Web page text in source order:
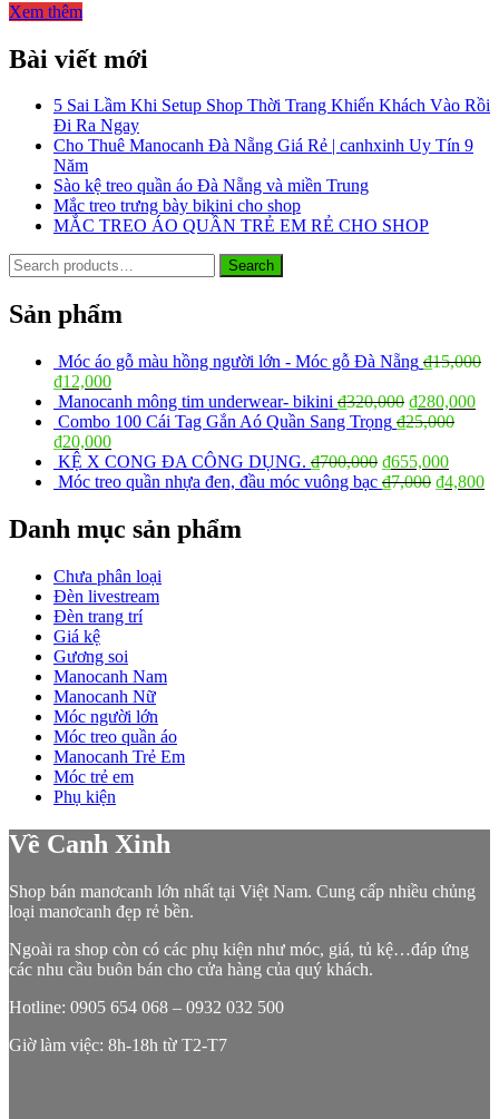
GẮN
QUẦN
ÁO
Xem thêm
Bài viết mới
5 Sai Lầm Khi Setup Shop Thời Trang Khiến Khách Vào Rồi
Đi Ra Ngay
Cho Thuê Manocanh Đà Nẵng Giá Rẻ | canhxinh Uy Tín 9
Năm
Sào kệ treo quần áo Đà Nẵng và miền Trung
Mắc treo trưng bày bikini cho shop
MẮC TREO ÁO QUẦN TRẺ EM RẺ CHO SHOP
Search
for:
Search
Sản phẩm
Móc áo gỗ màu hồng người lớn - Móc gỗ Đà Nẵng ₫15,000
₫12,000
Manocanh mông tim underwear- bikini ₫320,000 ₫280,000
Combo 100 Cái Tag Gắn Aó Quần Sang Trọng ₫25,000
₫20,000
KỆ X CONG ĐA CÔNG DỤNG. ₫700,000 ₫655,000
Móc treo quần nhựa đen, đầu móc vuông bạc ₫7,000 ₫4,800
Danh mục sản phẩm
Chưa phân loại
Đèn livestream
Đèn trang trí
Giá kệ
Gương soi
Manocanh Nam
Manocanh Nữ
Móc người lớn
Móc treo quần áo
Manocanh Trẻ Em
Móc trẻ em
Phụ kiện
Về Canh Xinh
Shop bán manơcanh lớn nhất tại Việt Nam. Cung cấp nhiều chủng
loại manơcanh đẹp rẻ bền.
Ngoài ra shop còn có các phụ kiện như móc, giá, tủ kệ…đáp ứng
các nhu cầu buôn bán cho cửa hàng của quý khách.
Hotline: 0905 654 068 – 0932 032 500
Giờ làm việc: 8h-18h từ T2-T7